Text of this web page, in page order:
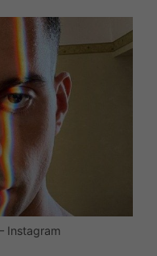
Instagram